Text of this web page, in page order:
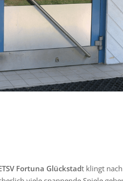
Fortuna Glückstadt klingt